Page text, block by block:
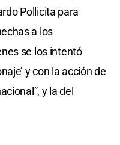
Pollicita para
a los
se los intentó
y con la acción de
y la del